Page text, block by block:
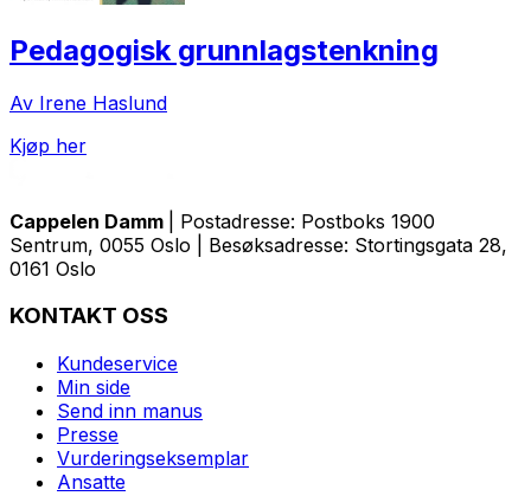
Pedagogisk grunnlagstenkning
Av Irene Haslund
Kjøp her
Cappelen Damm
| Postadresse: Postboks 1900
Sentrum, 0055 Oslo | Besøksadresse: Stortingsgata 28,
0161 Oslo
KONTAKT OSS
Kundeservice
Min side
Send inn manus
Presse
Vurderingseksemplar
Ansatte